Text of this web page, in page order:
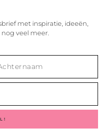
met inspiratie, ideeën,
veel meer.